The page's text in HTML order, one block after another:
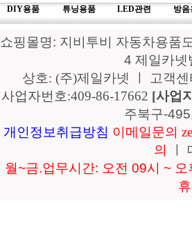
DIY용품 튜닝용품 LED관련 방음
쇼핑몰명: 지비투비 자동차용품
4 제일카
상호: (주)제일카넷 ㅣ 고객
사업자번호:409-86-17662 [사업
주북구-
개인정보취급방침 이메일문의
의
월~금.업무시간: 오전 09시 ~